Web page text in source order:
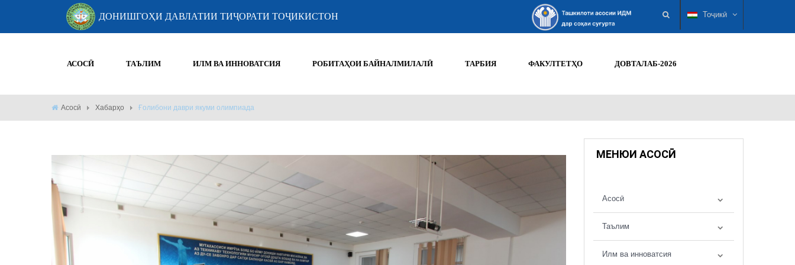
ДОНИШГОҲИ ДАВЛАТИИ ТИҶОРАТИ ТОҶИКИСТОН Тоҷикӣ
АСОСӢ ТАЪЛИМ ИЛМ ВА ИННОВАТСИЯ РОБИТАҲОИ БАЙНАЛМИЛАЛӢ ТАРБИЯ ФАКУЛТЕТҲО ДОВТАЛАБ-2026
Асосӣ Хабарҳо Ғолибони даври якуми олимпиада
МЕНЮИ АСОСӢ
Асосӣ
Таълим
Илм ва инноватсия